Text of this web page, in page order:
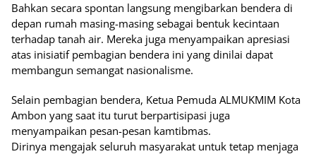
Bahkan secara spontan langsung mengibarkan bendera di
depan rumah masing-masing sebagai bentuk kecintaan
terhadap tanah air. Mereka juga menyampaikan apresiasi
atas inisiatif pembagian bendera ini yang dinilai dapat
membangun semangat nasionalisme.
Selain pembagian bendera, Ketua Pemuda ALMUKMIM Kota
Ambon yang saat itu turut berpartisipasi juga
menyampaikan pesan-pesan kamtibmas.
Dirinya mengajak seluruh masyarakat untuk tetap menjaga